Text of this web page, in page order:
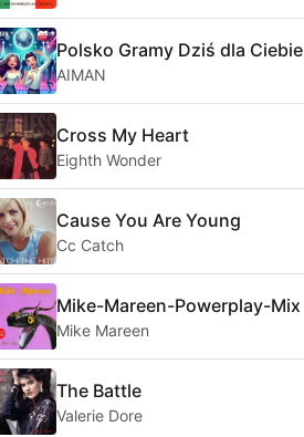
Polsko Gramy Dziś dla Ciebie
AIMAN
Cross My Heart
Eighth Wonder
Cause You Are Young
Cc Catch
Mike-Mareen-Powerplay-Mix
Mike Mareen
The Battle
Valerie Dore